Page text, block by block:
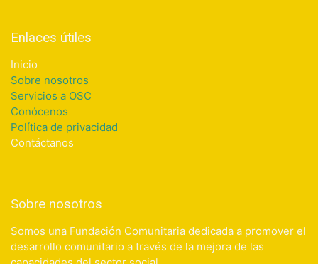
Enlaces útiles
Inicio
Sobre nosotros
Servicios a OSC
Conócenos
Política de privacidad
Contáctanos
Sobre nosotros
Somos una Fundación Comunitaria dedicada a promover el
desarrollo comunitario a través de la mejora de las